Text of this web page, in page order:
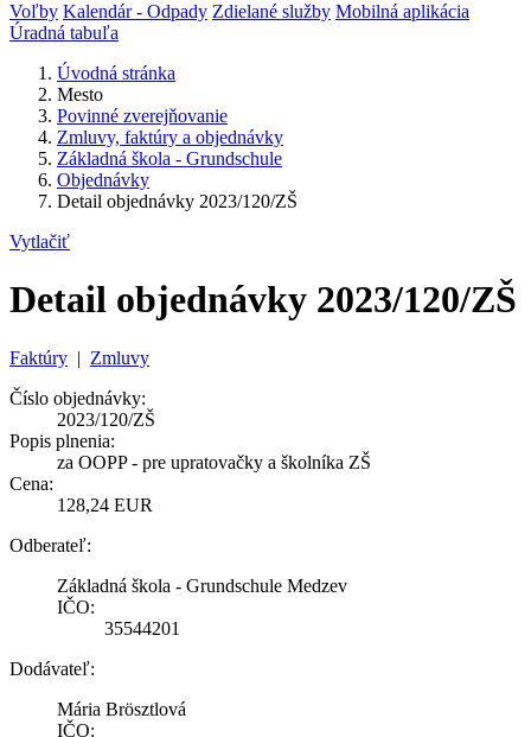
Voľby Kalendár - Odpady Zdielané služby Mobilná aplikácia
Úradná tabuľa
Úvodná stránka
Mesto
Povinné zverejňovanie
Zmluvy, faktúry a objednávky
Základná škola - Grundschule
Objednávky
Detail objednávky 2023/120/ZŠ
Vytlačiť
Detail objednávky 2023/120/ZŠ
Faktúry | Zmluvy
Číslo objednávky:
2023/120/ZŠ
Popis plnenia:
za OOPP - pre upratovačky a školníka ZŠ
Cena:
128,24 EUR
Odberateľ:
Základná škola - Grundschule Medzev
IČO:
35544201
Dodávateľ:
Mária Brösztlová
IČO: